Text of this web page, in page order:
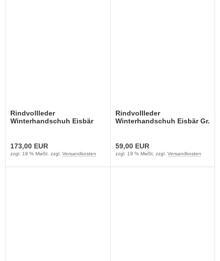
Rindvollleder
Winterhandschuh Eisbär
173,00 EUR
zzgl. 19 % MwSt. zzgl. Versandkosten
Rindvollleder
Winterhandschuh Eisbär Gr.
59,00 EUR
zzgl. 19 % MwSt. zzgl. Versandkosten